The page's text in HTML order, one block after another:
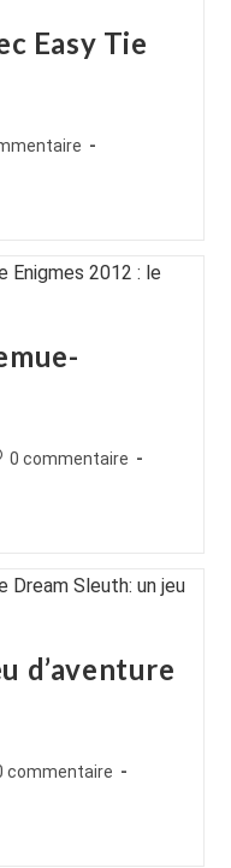
Easy Tie
0 commentaire
d’aventure
commentaire